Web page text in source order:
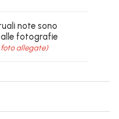
note sono
fotografie
allegate)